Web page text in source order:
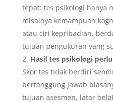
tepat: tes psikologi hanya
misalnya kemampuan
atau ciri kepribadian,
tujuan pengukuran yang
Hasil tes psikologi
Skor tes tidak berdiri
bertanggung jawab
tujuan asesmen, latar